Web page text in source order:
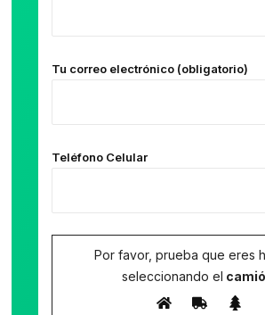
Tu correo electrónico (obligatorio)
Teléfono Celular
Por favor, prueba que eres
seleccionando el